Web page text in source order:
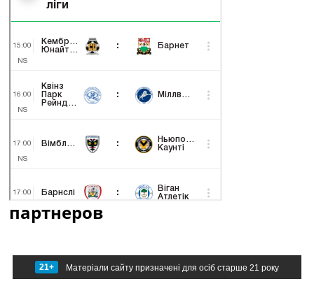
партнеров
21+ Матеріали сайту призначені для осіб старше 21 року